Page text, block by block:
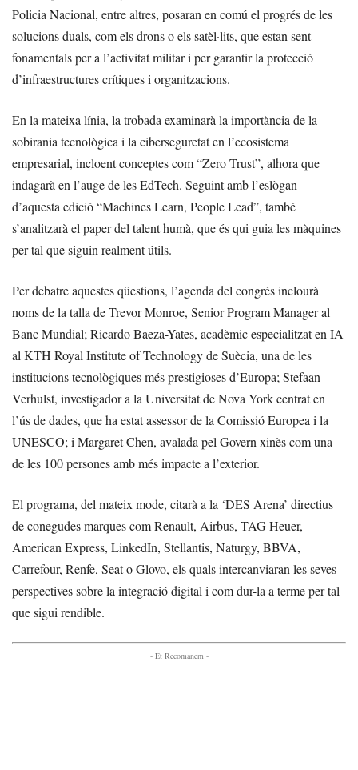
Policia Nacional, entre altres, posaran en comú el progrés de les
solucions duals, com els drons o els satèl·lits, que estan sent
fonamentals per a l’activitat militar i per garantir la protecció
d’infraestructures crítiques i organitzacions.
En la mateixa línia, la trobada examinarà la importància de la
sobirania tecnològica i la ciberseguretat en l’ecosistema
empresarial, incloent conceptes com “Zero Trust”, alhora que
indagarà en l’auge de les EdTech. Seguint amb l’eslògan
d’aquesta edició “Machines Learn, People Lead”, també
s’analitzarà el paper del talent humà, que és qui guia les màquines
per tal que siguin realment útils.
Per debatre aquestes qüestions, l’agenda del congrés inclourà
noms de la talla de Trevor Monroe, Senior Program Manager al
Banc Mundial; Ricardo Baeza-Yates, acadèmic especialitzat en IA
al KTH Royal Institute of Technology de Suècia, una de les
institucions tecnològiques més prestigioses d’Europa; Stefaan
Verhulst, investigador a la Universitat de Nova York centrat en
l’ús de dades, que ha estat assessor de la Comissió Europea i la
UNESCO; i Margaret Chen, avalada pel Govern xinès com una
de les 100 persones amb més impacte a l’exterior.
El programa, del mateix mode, citarà a la ‘DES Arena’ directius
de conegudes marques com Renault, Airbus, TAG Heuer,
American Express, LinkedIn, Stellantis, Naturgy, BBVA,
Carrefour, Renfe, Seat o Glovo, els quals intercanviaran les seves
perspectives sobre la integració digital i com dur-la a terme per tal
que sigui rendible.
- Et Recomanem -